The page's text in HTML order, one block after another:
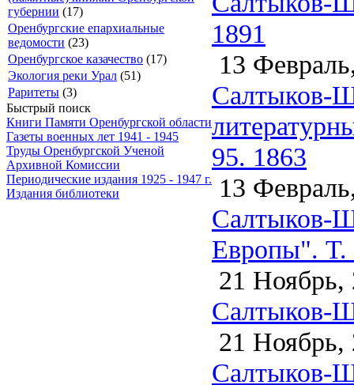
губернии (17)
Оренбургские епархиальные
ведомости (23)
Оренбургское казачество (17)
Экология реки Урал (51)
Раритеты (3)
Быстрый поиск
Книги Памяти Оренбургской области
Газеты военных лет 1941 - 1945
Труды Оренбургской Ученой
Архивной Комиссии
Периодические издания 1925 - 1947 г.
Издания библиотеки
1891
13
Салтыков-
95. 1863
13
Салтыков-
Европы". Т.
21 Ноябрь,
Салтыков-
21 Ноябрь,
Салтыков-